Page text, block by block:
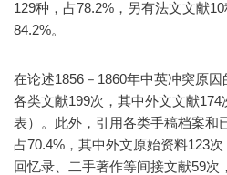
129种，占78.2%，另有法文文献
84.2%。
在论述1856－1860年中英冲突原
各类文献199次，其中外文文献
表）。此外，引用各类手稿档案和
占70.4%，其中外文原始资料123
回忆录、二手著作等间接文献59次